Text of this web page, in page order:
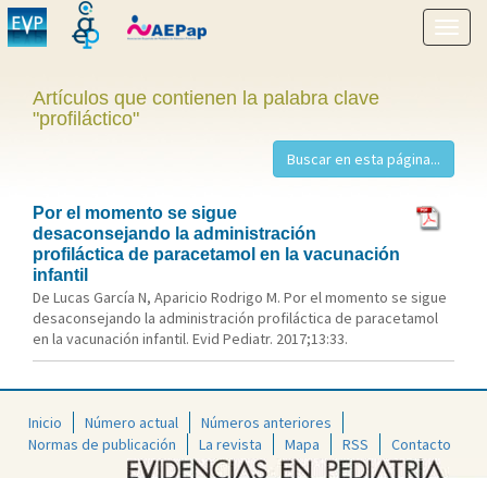
menú
Artículos que contienen la palabra clave
"profiláctico"
Por el momento se sigue
desaconsejando la administración
profiláctica de paracetamol en la vacunación
infantil
De Lucas García N, Aparicio Rodrigo M. Por el momento se sigue
desaconsejando la administración profiláctica de paracetamol
en la vacunación infantil. Evid Pediatr. 2017;13:33.
Inicio Número actual
Números anteriores
Normas de publicación
La revista Mapa RSS Contacto